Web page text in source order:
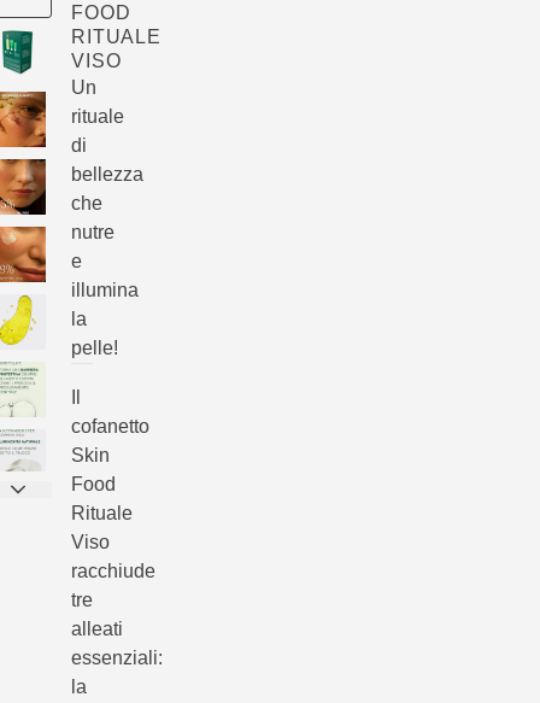
FOOD
RITUALE
VISO
Un
rituale
di
bellezza
che
nutre
e
illumina
la
pelle!
cofanetto
Skin
Food
Rituale
Viso
racchiude
tre
alleati
essenziali:
la